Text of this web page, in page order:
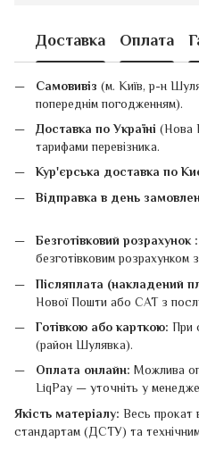
Доставка Оплата
Самовивіз (м. Київ, р-н
попереднім погодженням).
Доставка по Україні (Нова
тарифами перевізника.
Кур'єрська доставка по
Відправка в день
Безготівковий розрахунок :
безготівковим розрахунком
Післяплата (накладений
Нової Пошти або САТ з
Готівкою або карткою: При
(район Шулявка).
Оплата онлайн: Можлива
LiqPay — уточніть у
Якість матеріалу: Весь прокат
стандартам (ДСТУ) та